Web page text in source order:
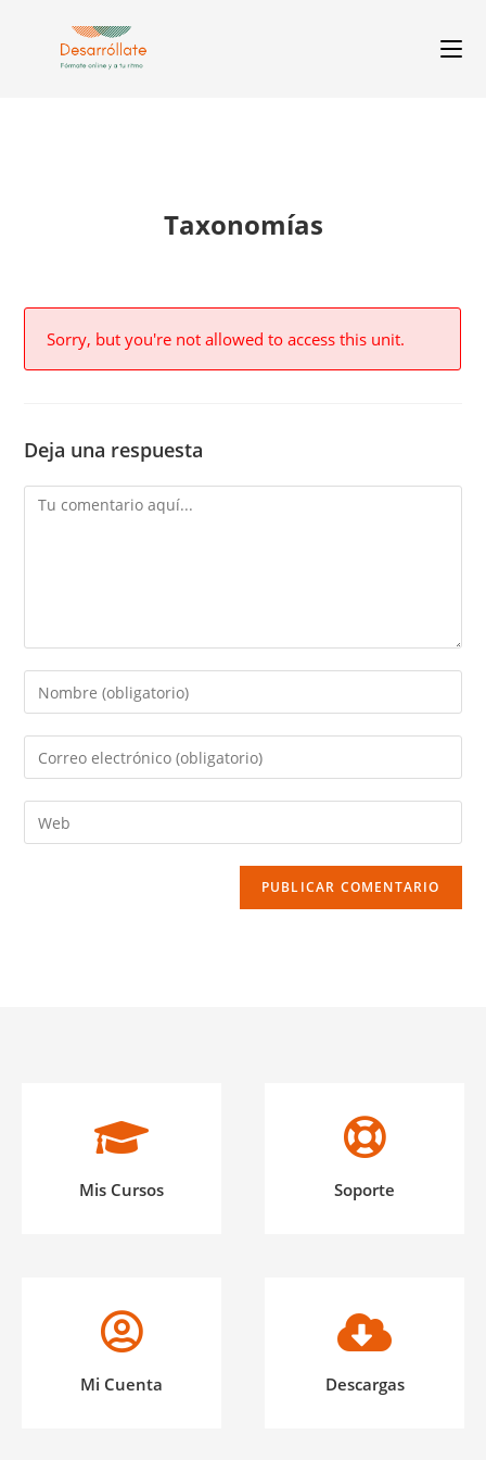
Taxonomías
Sorry, but you're not allowed to access this unit.
Deja una respuesta
Mis Cursos Soporte
Mi Cuenta Descargas